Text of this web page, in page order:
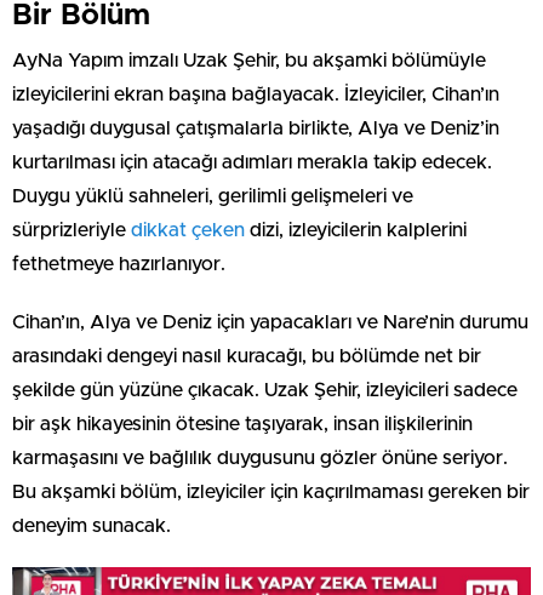
Bir Bölüm
AyNa Yapım imzalı Uzak Şehir, bu akşamki bölümüyle
izleyicilerini ekran başına bağlayacak. İzleyiciler, Cihan’ın
yaşadığı duygusal çatışmalarla birlikte, Alya ve Deniz’in
kurtarılması için atacağı adımları merakla takip edecek.
Duygu yüklü sahneleri, gerilimli gelişmeleri ve
sürprizleriyle dikkat çeken dizi, izleyicilerin kalplerini
fethetmeye hazırlanıyor.
Cihan’ın, Alya ve Deniz için yapacakları ve Nare’nin durumu
arasındaki dengeyi nasıl kuracağı, bu bölümde net bir
şekilde gün yüzüne çıkacak. Uzak Şehir, izleyicileri sadece
bir aşk hikayesinin ötesine taşıyarak, insan ilişkilerinin
karmaşasını ve bağlılık duygusunu gözler önüne seriyor.
Bu akşamki bölüm, izleyiciler için kaçırılmaması gereken bir
deneyim sunacak.